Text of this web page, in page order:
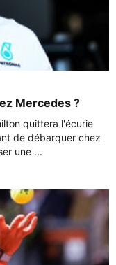
Mercedes ?
quittera l'écurie
de débarquer chez
une ...